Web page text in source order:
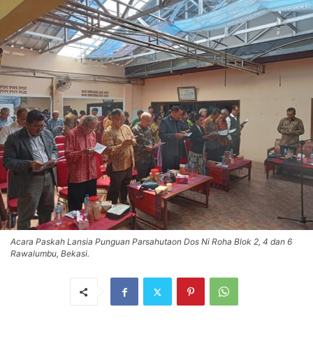
Acara Paskah Lansia Punguan Parsahutaon Dos Ni Roha Blok 2, 4 dan 6
Rawalumbu, Bekasi.